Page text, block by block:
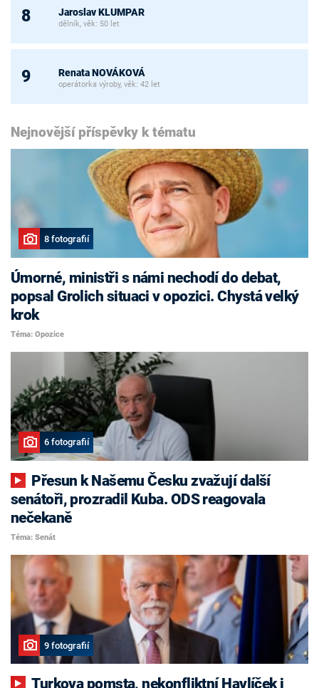
8 Jaroslav KLUMPAR
dělník, věk: 50 let
9 Renata NOVÁKOVÁ
operátorka výroby, věk: 42 let
Nejnovější příspěvky k tématu
8 fotografií
Úmorné, ministři s námi nechodí do debat,
popsal Grolich situaci v opozici. Chystá velký
krok
Téma: Opozice
6 fotografií
senátoři, prozradil Kuba. ODS reagovala
nečekaně
Téma: Senát
9 fotografií
Turkova pomsta, nekonfliktní Havlíček i